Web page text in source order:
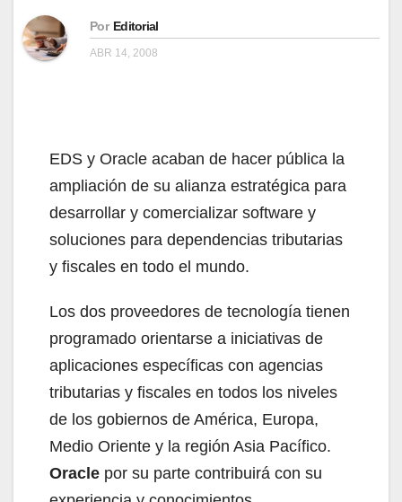
Por Editorial
ABR 14, 2008
EDS y Oracle acaban de hacer pública la
ampliación de su alianza estratégica para
desarrollar y comercializar software y
soluciones para dependencias tributarias
y fiscales en todo el mundo.
Los dos proveedores de tecnología tienen
programado orientarse a iniciativas de
aplicaciones específicas con agencias
tributarias y fiscales en todos los niveles
de los gobiernos de América, Europa,
Medio Oriente y la región Asia Pacífico.
Oracle por su parte contribuirá con su